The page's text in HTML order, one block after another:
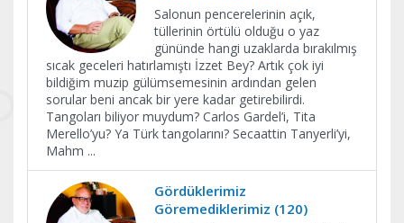
Salonun pencerelerinin açık,
tüllerinin örtülü olduğu o yaz
gününde hangi uzaklarda bırakılmış
sıcak geceleri hatırlamıştı İzzet Bey? Artık çok iyi
bildiğim muzip gülümsemesinin ardından gelen
sorular beni ancak bir yere kadar getirebilirdi.
Tangoları biliyor muydum? Carlos Gardel’i, Tita
Merello’yu? Ya Türk tangolarını? Secaattin Tanyerli’yi,
Mahm ...
Gördüklerimiz
Göremediklerimiz (120)